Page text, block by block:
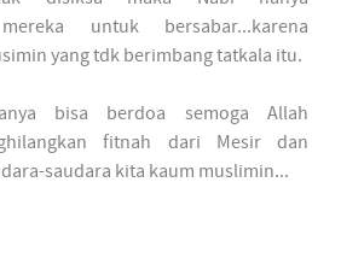
untuk bersabar...karena
yang tdk berimbang tatkala itu.
bisa berdoa semoga Allah
fitnah dari Mesir dan
saudara kita kaum muslimin...